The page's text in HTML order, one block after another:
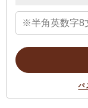
パ